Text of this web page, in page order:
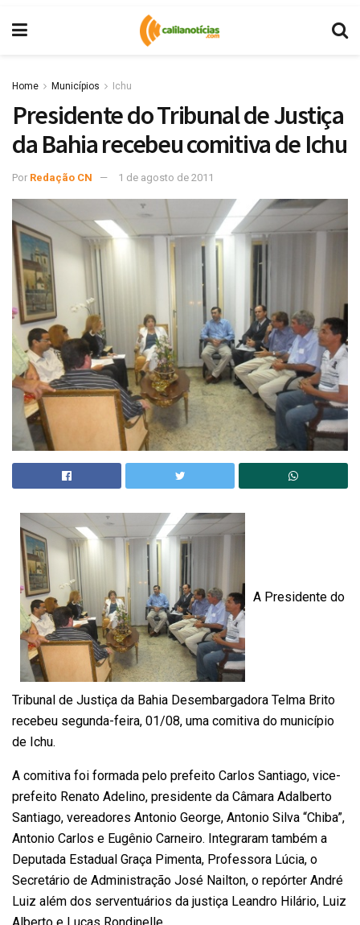
Home Municípios Ichu
Presidente do Tribunal de Justiça
da Bahia recebeu comitiva de Ichu
Por Redação CN 1 de agosto de 2011
A Presidente do
Tribunal de Justiça da Bahia Desembargadora Telma Brito
recebeu segunda-feira, 01/08, uma comitiva do município
de Ichu.
A comitiva foi formada pelo prefeito Carlos Santiago, vice-
prefeito Renato Adelino, presidente da Câmara Adalberto
Santiago, vereadores Antonio George, Antonio Silva “Chiba”,
Antonio Carlos e Eugênio Carneiro. Integraram também a
Deputada Estadual Graça Pimenta, Professora Lúcia, o
Secretário de Administração José Nailton, o repórter André
Luiz além dos serventuários da justiça Leandro Hilário, Luiz